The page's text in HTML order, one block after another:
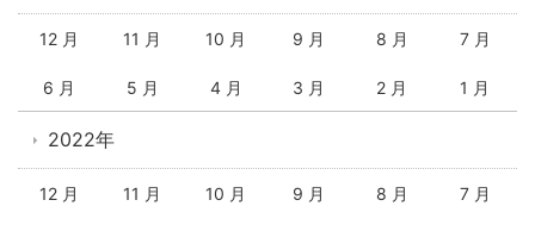
12 月 11 月 10 月 9 月 8 月 7 月
6 月 5 月 4 月 3 月 2 月 1 月
2022年
12 月 11 月 10 月 9 月 8 月 7 月